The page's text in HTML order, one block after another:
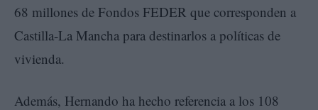
68 millones de Fondos FEDER que corresponden a
Castilla-La Mancha para destinarlos a políticas de
vivienda.
Además, Hernando ha hecho referencia a los 108